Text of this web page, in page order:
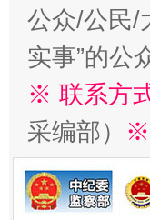
公众/公民/
实事”的公
※ 联系方
采编部） ※